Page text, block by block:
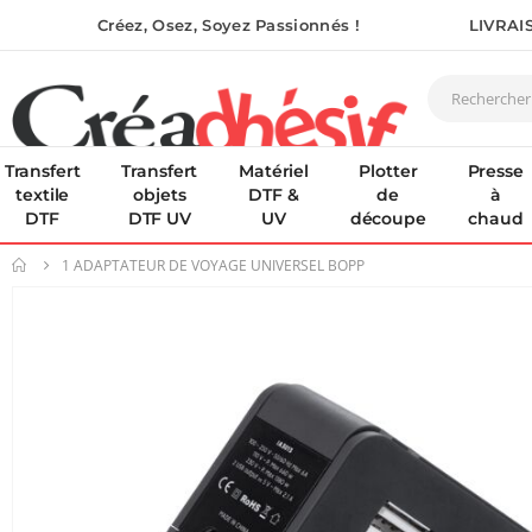
Créez, Osez, Soyez Passionnés !
Transfert
textile
DTF
Transfert
objets
DTF UV
Matériel
DTF &
UV
Plotter
de
découpe
Presse
à
chaud
1 ADAPTATEUR DE VOYAGE UNIVERSEL BOPP